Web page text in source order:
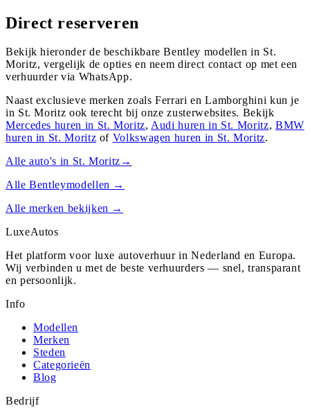
Direct reserveren
Bekijk hieronder de beschikbare Bentley modellen in St.
Moritz, vergelijk de opties en neem direct contact op met een
verhuurder via WhatsApp.
Naast exclusieve merken zoals Ferrari en Lamborghini kun je
in St. Moritz ook terecht bij onze zusterwebsites. Bekijk
Mercedes huren in St. Moritz,Audi huren in St. Moritz, BMW
huren in St. Moritz of Volkswagen huren in St. Moritz.
Alle auto's in St. Moritz →
AlleBentleymodellen →
Alle merken bekijken →
LuxeAutos
Het platform voor luxe autoverhuur in Nederland en Europa.
Wij verbinden u met de beste verhuurders — snel, transparant
en persoonlijk.
Info
Modellen
Merken
Steden
Categorieën
Blog
Bedrijf